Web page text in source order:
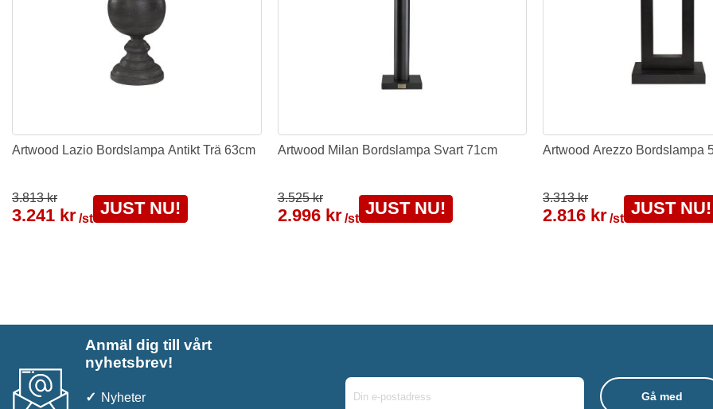
Artwood Lazio Bordslampa Antikt Trä 63cm
3.813 kr
3.241 kr/st
JUST NU!
Artwood Milan Bordslampa Svart 71cm
3.525 kr
2.996 kr /st
JUST NU!
Artwood Arezzo Bordslampa
3.313 kr
2.816 kr/st
JUST NU!
Anmäl dig till vårt
nyhetsbrev!
Nyheter